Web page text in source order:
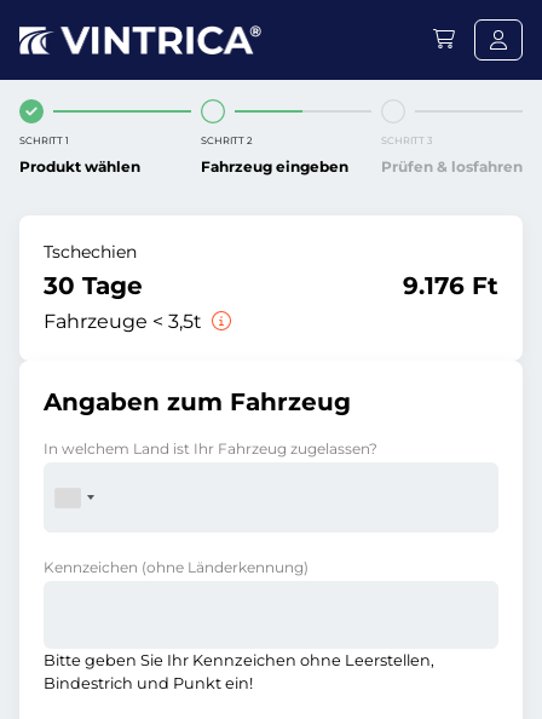
SCHRITT 1
Produkt wählen
SCHRITT 2
Fahrzeug eingeben
SCHRITT 3
Prüfen & losfahren
Tschechien
30 Tage
Fahrzeuge < 3,5t
9.176 Ft
Angaben zum Fahrzeug
In welchem Land ist Ihr Fahrzeug zugelassen?
Kennzeichen (ohne Länderkennung)
Bitte geben Sie Ihr Kennzeichen ohne Leerstellen,
Bindestrich und Punkt ein!